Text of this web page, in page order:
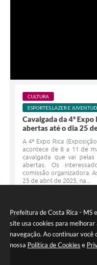
Prefeitura de Costa Rica - MS
site usa cookies para melhorar
navegação. Ao continuar você
nossa Política de Cookies e
CULTURA
ESPORTES,LAZER E
Cavalgada da 4ª
abertas até o dia 25
A 4ª Expo Rica
acontece de 8 a 11 de
cavalgada que vai
abertas. Os
comissão organizadora.
25 de abril de 2025, na...